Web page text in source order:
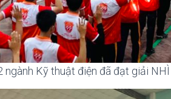
Kỹ thuật điện đã đạt giải